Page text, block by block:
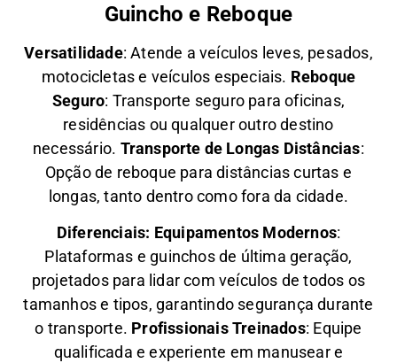
Guincho e Reboque
Versatilidade:Atende a veículos leves, pesados,
motocicletas e veículos especiais. Reboque
Seguro: Transporte seguro para oficinas,
residências ou qualquer outro destino
necessário. Transporte de Longas Distâncias:
Opção de reboque para distâncias curtas e
longas, tanto dentro como fora da cidade.
Diferenciais: Equipamentos Modernos:
Plataformas e guinchos de última geração,
projetados para lidar com veículos de todos os
tamanhos e tipos, garantindo segurança durante
o transporte. Profissionais Treinados: Equipe
qualificada e experiente em manusear e